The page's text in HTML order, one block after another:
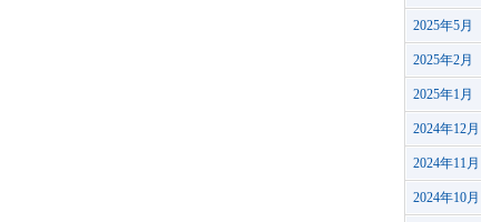
2025年5月
2025年2月
2025年1月
2024年12月
2024年11月
2024年10月